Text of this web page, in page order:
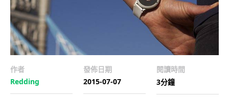
作者
Redding
發佈日期
2015-07-07
閱讀時間
3分鐘